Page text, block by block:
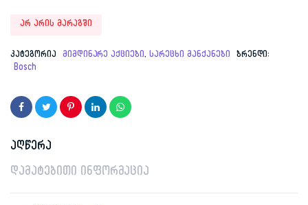
price
price
არ არის მარაგში
კატეგორია მიმდინარე აქციები,სარეცხი მანქანები ბრენდი:
Bosch
აღწერა
დამატებითი ინფორმაცია